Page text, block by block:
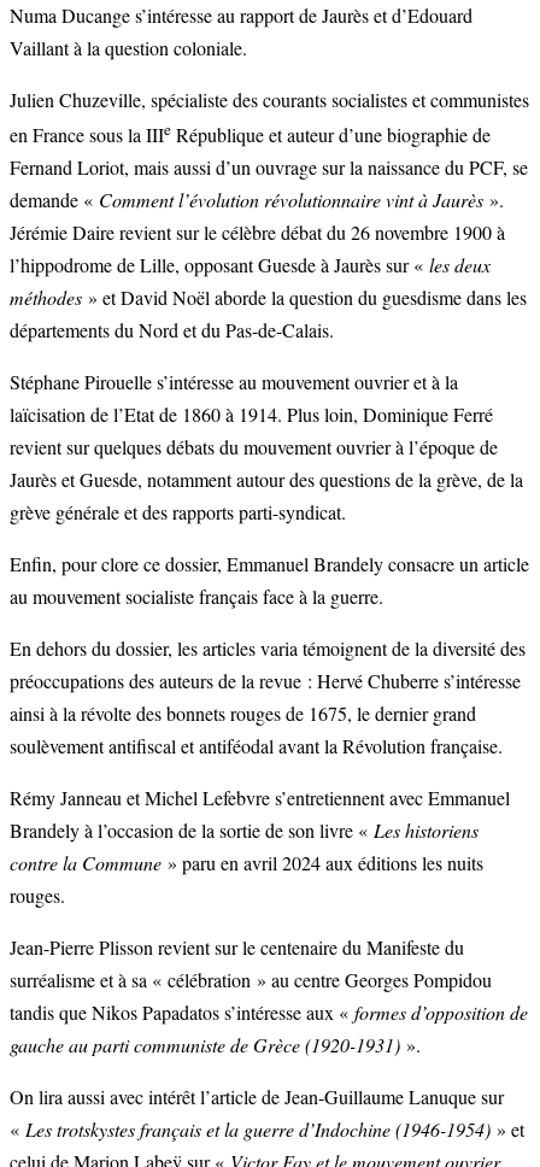
Numa Ducange s’intéresse au rapport de Jaurès et d’Edouard
Vaillant à la question coloniale.
Julien Chuzeville, spécialiste des courants socialistes et communistes
en France sous la IIIe République et auteur d’une biographie de
Fernand Loriot, mais aussi d’un ouvrage sur la naissance du PCF, se
demande « Comment l’évolution révolutionnaire vint à Jaurès ».
Jérémie Daire revient sur le célèbre débat du 26 novembre 1900 à
l’hippodrome de Lille, opposant Guesde à Jaurès sur « les deux
méthodes » et David Noël aborde la question du guesdisme dans les
départements du Nord et du Pas-de-Calais.
Stéphane Pirouelle s’intéresse au mouvement ouvrier et à la
laïcisation de l’Etat de 1860 à 1914. Plus loin, Dominique Ferré
revient sur quelques débats du mouvement ouvrier à l’époque de
Jaurès et Guesde, notamment autour des questions de la grève, de la
grève générale et des rapports parti-syndicat.
Enfin, pour clore ce dossier, Emmanuel Brandely consacre un article
au mouvement socialiste français face à la guerre.
En dehors du dossier, les articles varia témoignent de la diversité des
préoccupations des auteurs de la revue : Hervé Chuberre s’intéresse
ainsi à la révolte des bonnets rouges de 1675, le dernier grand
soulèvement antifiscal et antiféodal avant la Révolution française.
Rémy Janneau et Michel Lefebvre s’entretiennent avec Emmanuel
Brandely à l’occasion de la sortie de son livre « Les historiens
contre la Commune » paru en avril 2024 aux éditions les nuits
rouges.
Jean-Pierre Plisson revient sur le centenaire du Manifeste du
surréalisme et à sa « célébration » au centre Georges Pompidou
tandis que Nikos Papadatos s’intéresse aux « formes d’opposition de
gauche au parti communiste de Grèce (1920-1931) ».
On lira aussi avec intérêt l’article de Jean-Guillaume Lanuque sur
« Les trotskystes français et la guerre d’Indochine (1946-1954) » et
celui de Marion Labeÿ sur « Victor Fay et le mouvement ouvrier